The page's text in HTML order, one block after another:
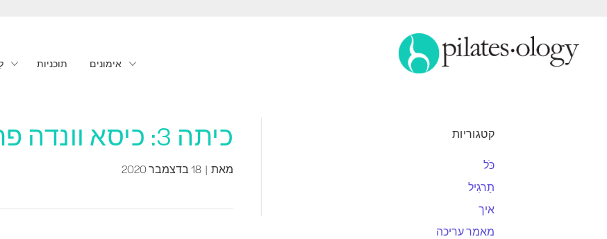
אימונים תוכניות
כיתה 3: כיסא וונדה פרה-נטאל (15 דקות)
מאת | 18 בדצמבר 2020
קטגוריות
כֹּל
תַרגִיל
איך
מאמר עריכה